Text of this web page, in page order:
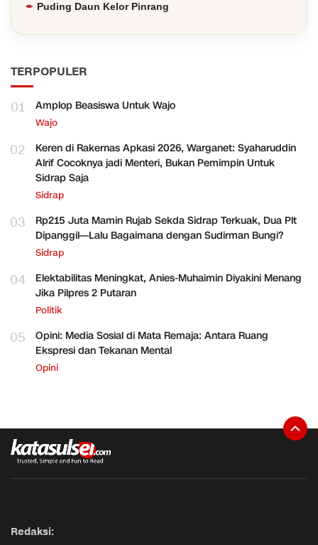
Puding Daun Kelor Pinrang
TERPOPULER
01 Amplop Beasiswa Untuk Wajo
Wajo
02
Keren di Rakernas Apkasi 2026, Warganet: Syaharuddin
Alrif Cocoknya jadi Menteri, Bukan Pemimpin Untuk
Sidrap Saja
Sidrap
03
Rp215 Juta Mamin Rujab Sekda Sidrap Terkuak, Dua Plt
Dipanggil—Lalu Bagaimana dengan Sudirman Bungi?
Sidrap
04
Elektabilitas Meningkat, Anies-Muhaimin Diyakini Menang
Jika Pilpres 2 Putaran
Politik
05
Opini: Media Sosial di Mata Remaja: Antara Ruang
Ekspresi dan Tekanan Mental
Opini
Redaksi: